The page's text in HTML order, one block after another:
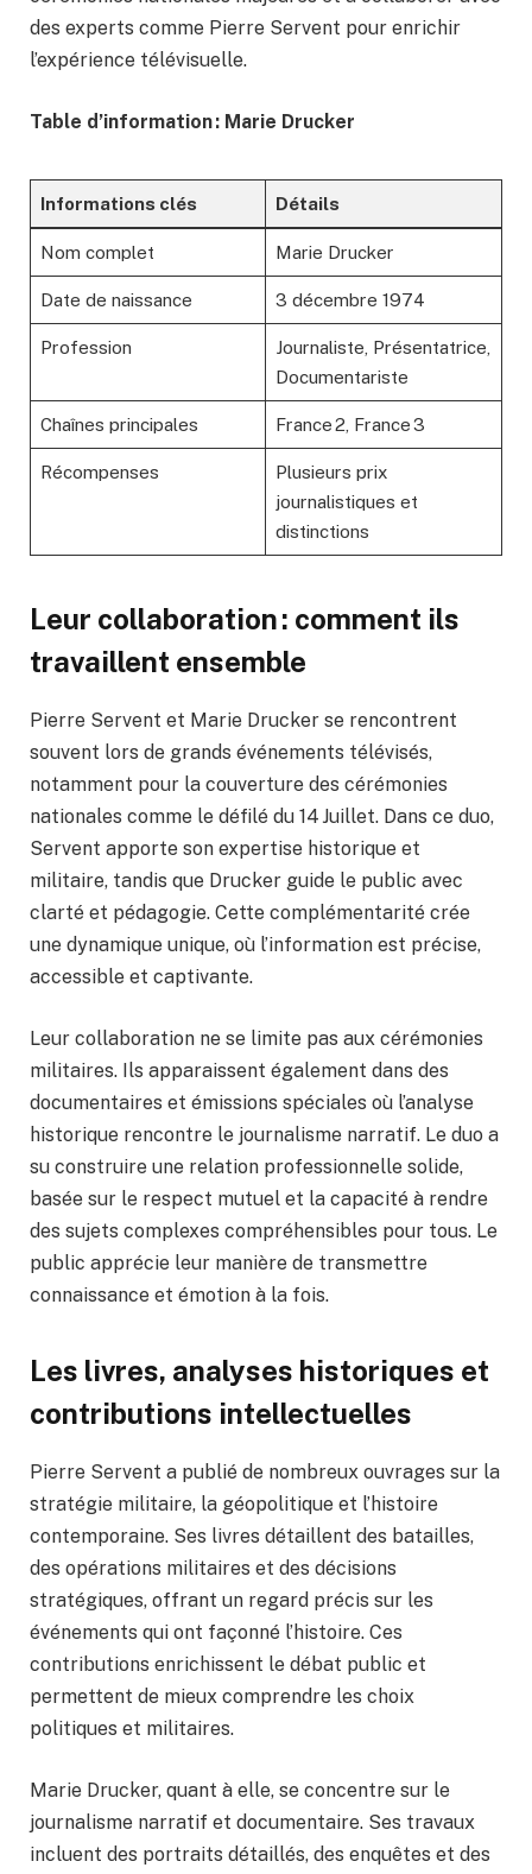
des experts comme Pierre Servent pour enrichir
l’expérience télévisuelle.
Table d’information : Marie Drucker
Informations clés Détails
Nom complet Marie Drucker
Date de naissance 3 décembre 1974
Profession
Journaliste, Présentatrice,
Documentariste
Chaînes principales France 2, France 3
Récompenses
Plusieurs prix
journalistiques et
distinctions
Leur collaboration : comment ils
travaillent ensemble
Pierre Servent et Marie Drucker se rencontrent
souvent lors de grands événements télévisés,
notamment pour la couverture des cérémonies
nationales comme le défilé du 14 Juillet. Dans ce duo,
Servent apporte son expertise historique et
militaire, tandis que Drucker guide le public avec
clarté et pédagogie. Cette complémentarité crée
une dynamique unique, où l’information est précise,
accessible et captivante.
Leur collaboration ne se limite pas aux cérémonies
militaires. Ils apparaissent également dans des
documentaires et émissions spéciales où l’analyse
historique rencontre le journalisme narratif. Le duo a
su construire une relation professionnelle solide,
basée sur le respect mutuel et la capacité à rendre
des sujets complexes compréhensibles pour tous. Le
public apprécie leur manière de transmettre
connaissance et émotion à la fois.
Les livres, analyses historiques et
contributions intellectuelles
Pierre Servent a publié de nombreux ouvrages sur la
stratégie militaire, la géopolitique et l’histoire
contemporaine. Ses livres détaillent des batailles,
des opérations militaires et des décisions
stratégiques, offrant un regard précis sur les
événements qui ont façonné l’histoire. Ces
contributions enrichissent le débat public et
permettent de mieux comprendre les choix
politiques et militaires.
Marie Drucker, quant à elle, se concentre sur le
journalisme narratif et documentaire. Ses travaux
incluent des portraits détaillés, des enquêtes et des